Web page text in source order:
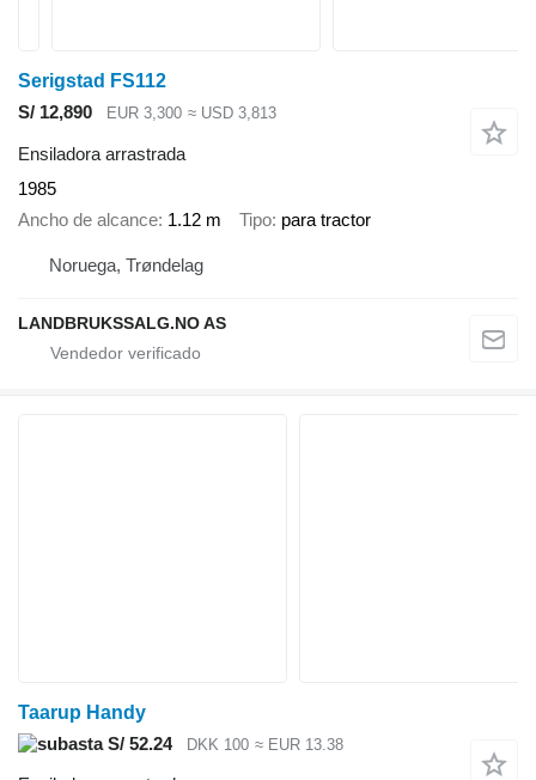
Serigstad FS112
S/ 12,890
EUR 3,300 ≈ USD 3,813
Ensiladora arrastrada
1985
Ancho de alcance 1.12 m Tipo para tractor
Noruega, Trøndelag
LANDBRUKSSALG.NO AS
Taarup Handy
S/ 52.24
DKK 100 ≈ EUR 13.38